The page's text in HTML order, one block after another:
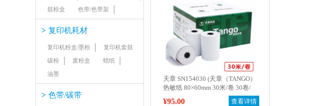
鼓粉盒
色带/色带架
> 复印机耗材
复印机粉盒/墨粉
复印机套鼓
碳粉
废粉盒
蜡纸
油墨
> 色带/碳带
天章 SN154030 (天章（TANGO）
热敏纸 80×60mm 30米/卷 30卷/
¥95.00 查看详情